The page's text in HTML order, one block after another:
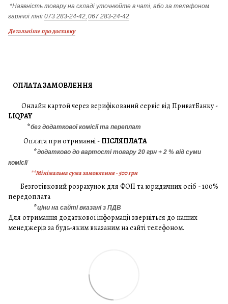
*Наявність товару на складі уточнюйте в чаті, або за телефоном
гарячої лінії073 283-24-42, 067 283-24-42
Детальніше про доставку
ОПЛАТА ЗАМОВЛЕННЯ
Онлайн картой через верифікований сервіс від ПриватБанку -
LIQPAY
*без додаткової комісії та переплат
Оплата при отриманні - ПІСЛЯПЛАТА
*додатково до вартості товару 20 грн + 2 % від суми
комісії
**Мінімальна сума замовлення - 500 грн
Безготівковий розрахунок для ФОП та юридичних осіб - 100%
передоплата
*ціни на сайті вказані з ПДВ
Для отримання додаткової інформації зверніться до наших
менеджерів за будь-яким вказаним на сайті телефоном.